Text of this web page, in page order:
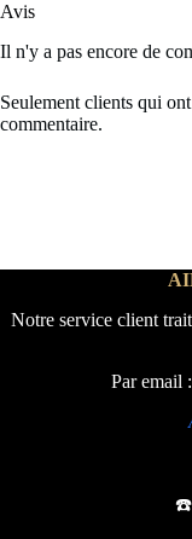
Avis
Il n'y a pas encore de
Seulement clients qui
commentaire.
Notre service client
Par email